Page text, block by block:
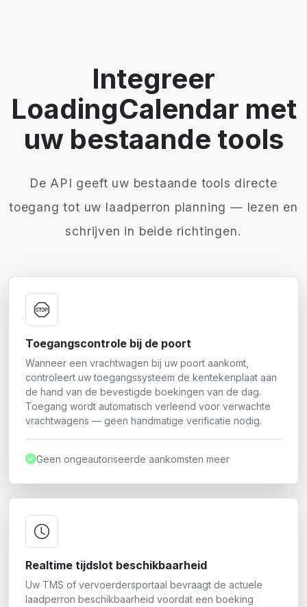
Integreer
LoadingCalendar met
uw bestaande tools
De API geeft uw bestaande tools directe
toegang tot uw laadperron planning — lezen en
schrijven in beide richtingen.
Toegangscontrole bij de poort
Wanneer een vrachtwagen bij uw poort aankomt,
controleert uw toegangssysteem de kentekenplaat aan
de hand van de bevestigde boekingen van de dag.
Toegang wordt automatisch verleend voor verwachte
vrachtwagens — geen handmatige verificatie nodig.
Geen ongeautoriseerde aankomsten meer
Realtime tijdslot beschikbaarheid
Uw TMS of vervoerdersportaal bevraagt de actuele
laadperron beschikbaarheid voordat een boeking